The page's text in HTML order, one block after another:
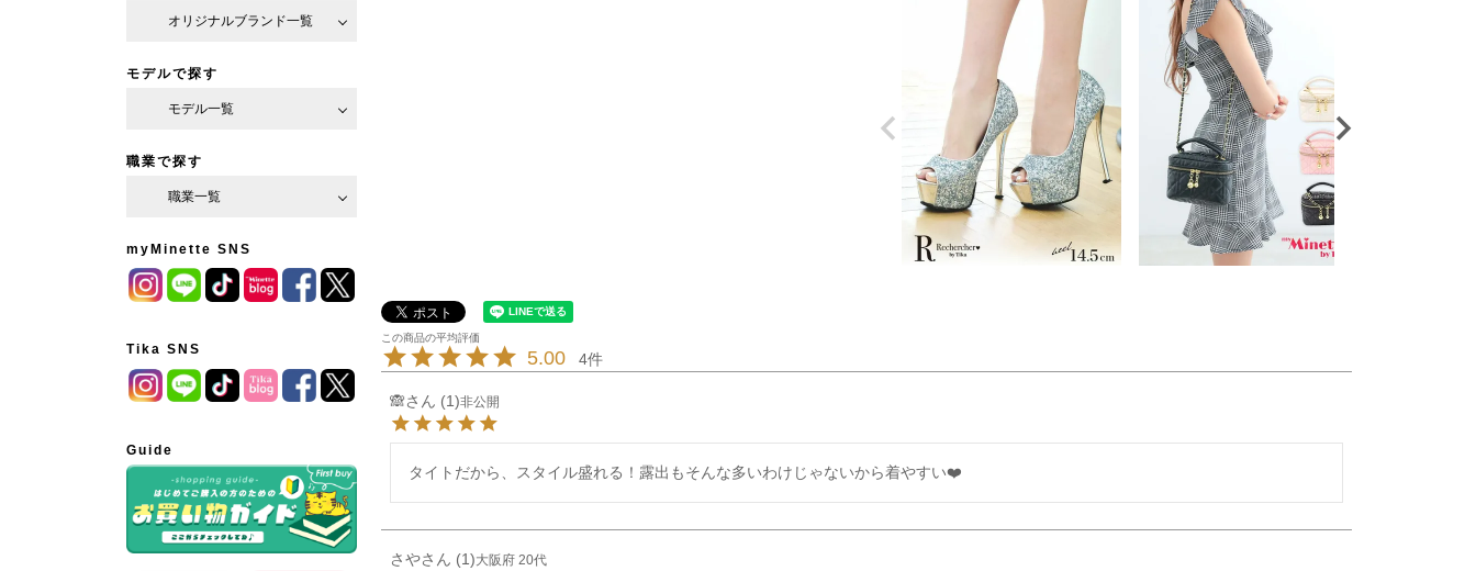
オリジナルブランド一覧
モデルで探す
モデル一覧
職業で探す
職業一覧
myMinette SNS
Tika SNS
Guide
5.00 4
🙈 1 非公開
タイトだから、スタイル盛れる！露出もそんな多いわけじゃないから着やすい❤️
さや 1 大阪府 20代